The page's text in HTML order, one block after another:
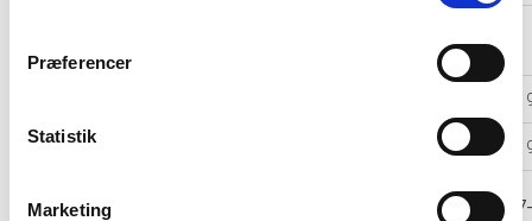
Præferencer
Statistik
Marketing
(EBIT)
-
Årets Resultat -402
Balance i 1000 DKK 2018-12